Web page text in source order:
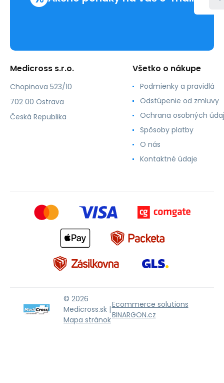
Medicross s.r.o.
Chopinova 523/10
702 00 Ostrava
Česká Republika
Všetko o nákupe
Podmienky a pravidlá
Odstúpenie od zmluvy
Ochrana osobných
Spôsoby platby
O nás
Kontaktné údaje
© 2026
Medicross.sk |
Mapa stránok
Ecommerce solutions
BINARGON.cz